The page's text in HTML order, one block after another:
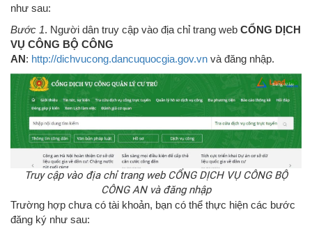
như sau:
Bước 1. Người dân truy cập vào địa chỉ trang web CỔNG DỊCH
VỤ CÔNG BỘ CÔNG
AN: http://dichvucong.dancuquocgia.gov.vn và đăng nhập.
Truy cập vào địa chỉ trang web CỔNG DỊCH VỤ CÔNG BỘ
CÔNG AN và đăng nhập
Trường hợp chưa có tài khoản, bạn có thể thực hiện các bước
đăng ký như sau: